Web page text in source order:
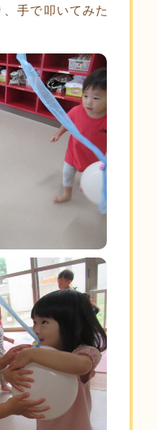
手で叩いてみた